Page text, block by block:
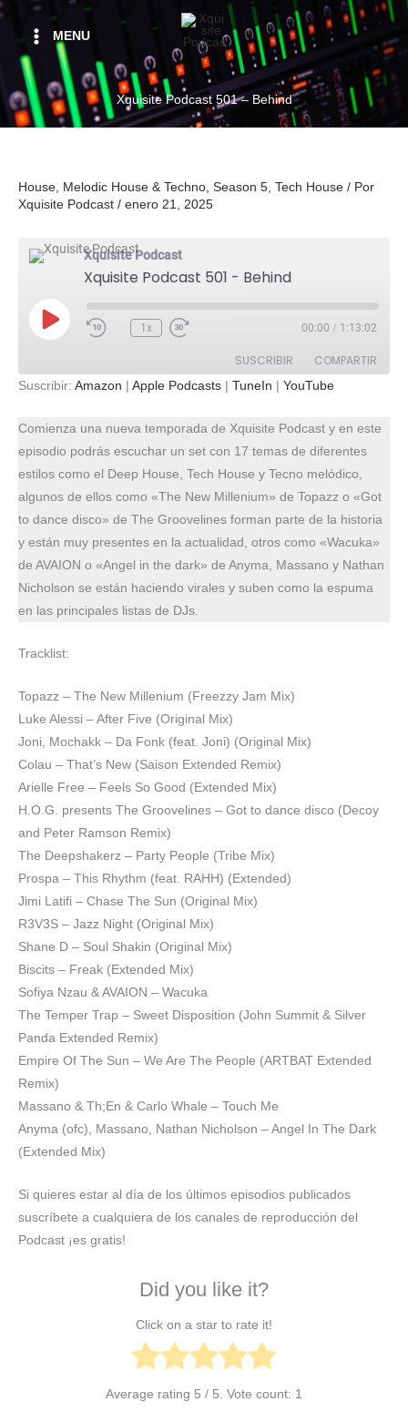
Ir
contenido
MENU
Xquisite Podcast 501 – Behind
House Melodic House & Techno Season 5 Tech House / Por
Xquisite Podcast / enero 21, 2025
Xquisite Podcast
Xquisite Podcast 501 - Behind
Reproducir
episodio
1x 00:00 / 1:13:02
SUSCRIBIR COMPARTIR
FEED RSS
ENLACE
INCRUSTA
R
Suscribir: Amazon Apple Podcasts TuneIn YouTube
Comienza una nueva temporada de Xquisite Podcast y en este
episodio podrás escuchar un set con 17 temas de diferentes
estilos como el Deep House, Tech House y Tecno melódico,
algunos de ellos como «The New Millenium» de Topazz o «Got
to dance disco» de The Groovelines forman parte de la historia
y están muy presentes en la actualidad, otros como «Wacuka»
de AVAION o «Angel in the dark» de Anyma, Massano y Nathan
Nicholson se están haciendo virales y suben como la espuma
en las principales listas de DJs.
Tracklist:
Topazz – The New Millenium (Freezzy Jam Mix)
Luke Alessi – After Five (Original Mix)
Joni, Mochakk – Da Fonk (feat. Joni) (Original Mix)
Colau – That’s New (Saison Extended Remix)
Arielle Free – Feels So Good (Extended Mix)
H.O.G. presents The Groovelines – Got to dance disco (Decoy
and Peter Ramson Remix)
The Deepshakerz – Party People (Tribe Mix)
Prospa – This Rhythm (feat. RAHH) (Extended)
Jimi Latifi – Chase The Sun (Original Mix)
R3V3S – Jazz Night (Original Mix)
Shane D – Soul Shakin (Original Mix)
Biscits – Freak (Extended Mix)
Sofiya Nzau & AVAION – Wacuka
The Temper Trap – Sweet Disposition (John Summit & Silver
Panda Extended Remix)
Empire Of The Sun – We Are The People (ARTBAT Extended
Remix)
Massano & Th;En & Carlo Whale – Touch Me
Anyma (ofc), Massano, Nathan Nicholson – Angel In The Dark
(Extended Mix)
Si quieres estar al día de los últimos episodios publicados
suscríbete a cualquiera de los canales de reproducción del
Podcast ¡es gratis!
Did you like it?
Click on a star to rate it!
Average rating 5 / 5. Vote count: 1